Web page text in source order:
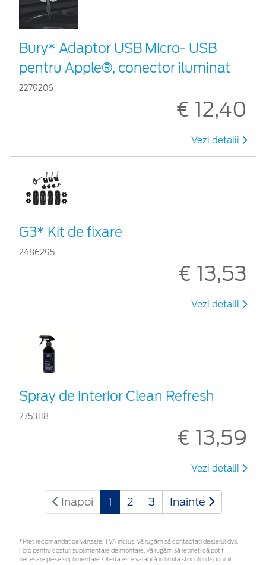
Bury* Adaptor USB Micro- USB
pentru Apple®, conector iluminat
2279206
€ 12,40
Vezi detalii
G3* Kit de fixare
2486295
€ 13,53
Vezi detalii
Spray de interior Clean Refresh
2753118
€ 13,59
Vezi detalii
Inapoi 1 2 3 Inainte
*Preţ recomandat de vânzare, TVA inclus. Vă rugăm să contactaţi dealerul dvs.
Ford pentru costuri suplimentare de montare. Vă rugăm să rețineți că pot fi
necesare piese suplimentare. Oferta este valabilă în limita stocului disponibil.